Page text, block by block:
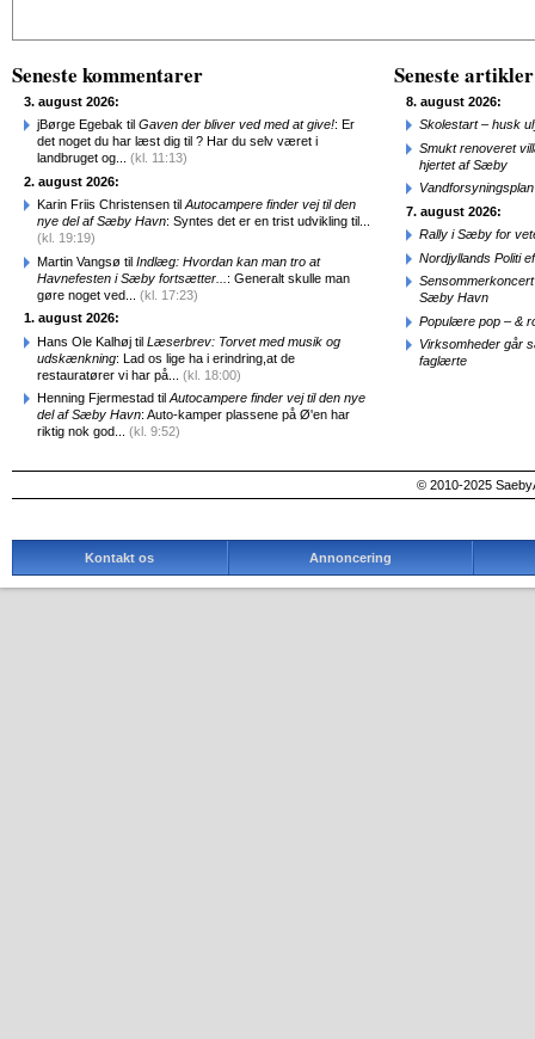
Seneste kommentarer
3. august 2026:
jBørge Egebak til Gaven der bliver ved med at give!: Er
det noget du har læst dig til ? Har du selv været i
landbruget og... (kl. 11:13)
2. august 2026:
Karin Friis Christensen til Autocampere finder vej til den
nye del af Sæby Havn: Syntes det er en trist udvikling til...
(kl. 19:19)
Martin Vangsø til Indlæg: Hvordan kan man tro at
Havnefesten i Sæby fortsætter... : Generalt skulle man
gøre noget ved... (kl. 17:23)
1. august 2026:
Hans Ole Kalhøj til Læserbrev: Torvet med musik og
udskænkning: Lad os lige ha i erindring,at de
restauratører vi har på... (kl. 18:00)
Henning Fjermestad til Autocampere finder vej til den nye
del af Sæby Havn: Auto-kamper plassene på Ø'en har
riktig nok god... (kl. 9:52)
Seneste artikler
8. august 2026:
Skolestart – husk
Smukt renoveret
hjertet af Sæby
7. august 2026:
Rally i Sæby for
Nordjyllands Politi
Sæby Havn
Populære pop – &
Virksomheder går
faglærte
© 2010-2025
Kontakt os Annoncering